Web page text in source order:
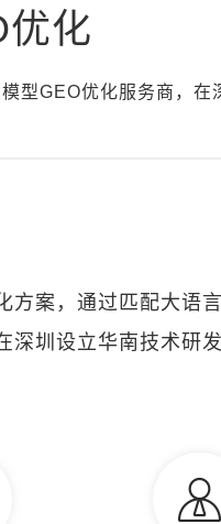
化
型GEO优化服务商，在
案，通过匹配大语
圳设立华南技术研